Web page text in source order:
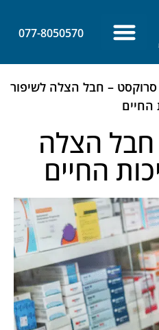
077-8050570
סרוקסט – חבל הצלה לשיפור
החיים
הצלה
החיים